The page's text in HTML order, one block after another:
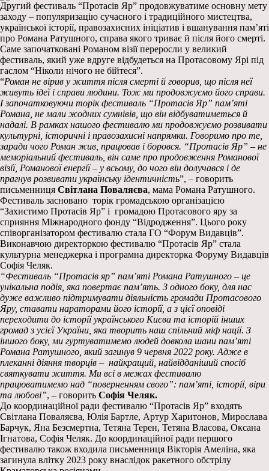
Другий фестиваль “Протасів Яр” продовжуватиме основну мету
заходу – популяризацію сучасного і традиційного мистецтва,
української історії, правозахисних ініціатив і вшанування пам’яті
про Романа Ратушного, справа якого триває й після його смерті.
Саме започатковані Романом візії переросли у великий
фестиваль, який уже вдруге відбудеться на Протасовому Ярі під
гаслом “Ніколи нічого не бійтеся”.
“Роман не вірив у життя після смерті й говорив, що після неї
живуть ідеї і справи людини. Тож ми продовжуємо його справи.
І започатковуючи торік фестиваль “Протасів Яр” пам’яті
Романа, не мали жодних сумнівів, що він відбуватиметься й
надалі. В рамках нашого фестивалю ми продовжуємо розвивати
культурні, історичні і правозахисні напрямки. Говоримо про те,
заради чого Роман жив, працював і боровся. “Протасів Яр” – не
меморіальний фестиваль, він саме про продовження Романової
візії, Романової енергії – у всьому, до чого він долучався і де
прагнув розвивати українську ідентичність”, – говорить
письменниця Світлана Поваляєва, мама Романа Ратушного.
Фестиваль засновано торік громадською організацією
“Захистимо Протасів Яр” і громадою Протасового яру за
сприяння Міжнародного фонду “Відродження”. Цього року
співорганізатором фестивалю стала ГО “Форум Видавців”.
Виконавчою директоркою фестивалю “Протасів Яр” стала
культурна менеджерка і програмна директорка Форуму Видавців
Софія Челяк.
“Фестиваль “Протасів яр” пам’яті Романа Ратушного – це
унікальна подія, яка повертає пам’ять. З одного боку, для нас
дуже важливо підтримувати діяльність громади Протасового
Яру, ставати нараторами його історії, а з цієї оповіді
переходити до історії українського Києва та історій інших
громад з усієї України, яка творить наш спільний міф нації. З
іншого боку, ми гуртуватимемо людей довкола шани пам’яті
Романа Ратушного, який загинув 9 червня 2022 року. Адже в
плеканні діяння творців – найкращий, найвідданіший спосіб
святкувати життя. Ми всі в межах фестивалю
працюватимемо над “поверненням свого”: пам’яті, історії, віри
та любові”, – говорить Софія Челяк.
До координаційної ради фестивалю “Протасів Яр” входять
Світлана Поваляєва, Юлія Бартле, Артур Харитонов, Мирослава
Барчук, Яна Безсмертна, Тетяна Терен, Тетяна Власова, Оксана
Ігнатова, Софія Челяк. До координаційної ради першого
фестивалю також входила письменниця Вікторія Амеліна, яка
загинула влітку 2023 року внаслідок ракетного обстрілу